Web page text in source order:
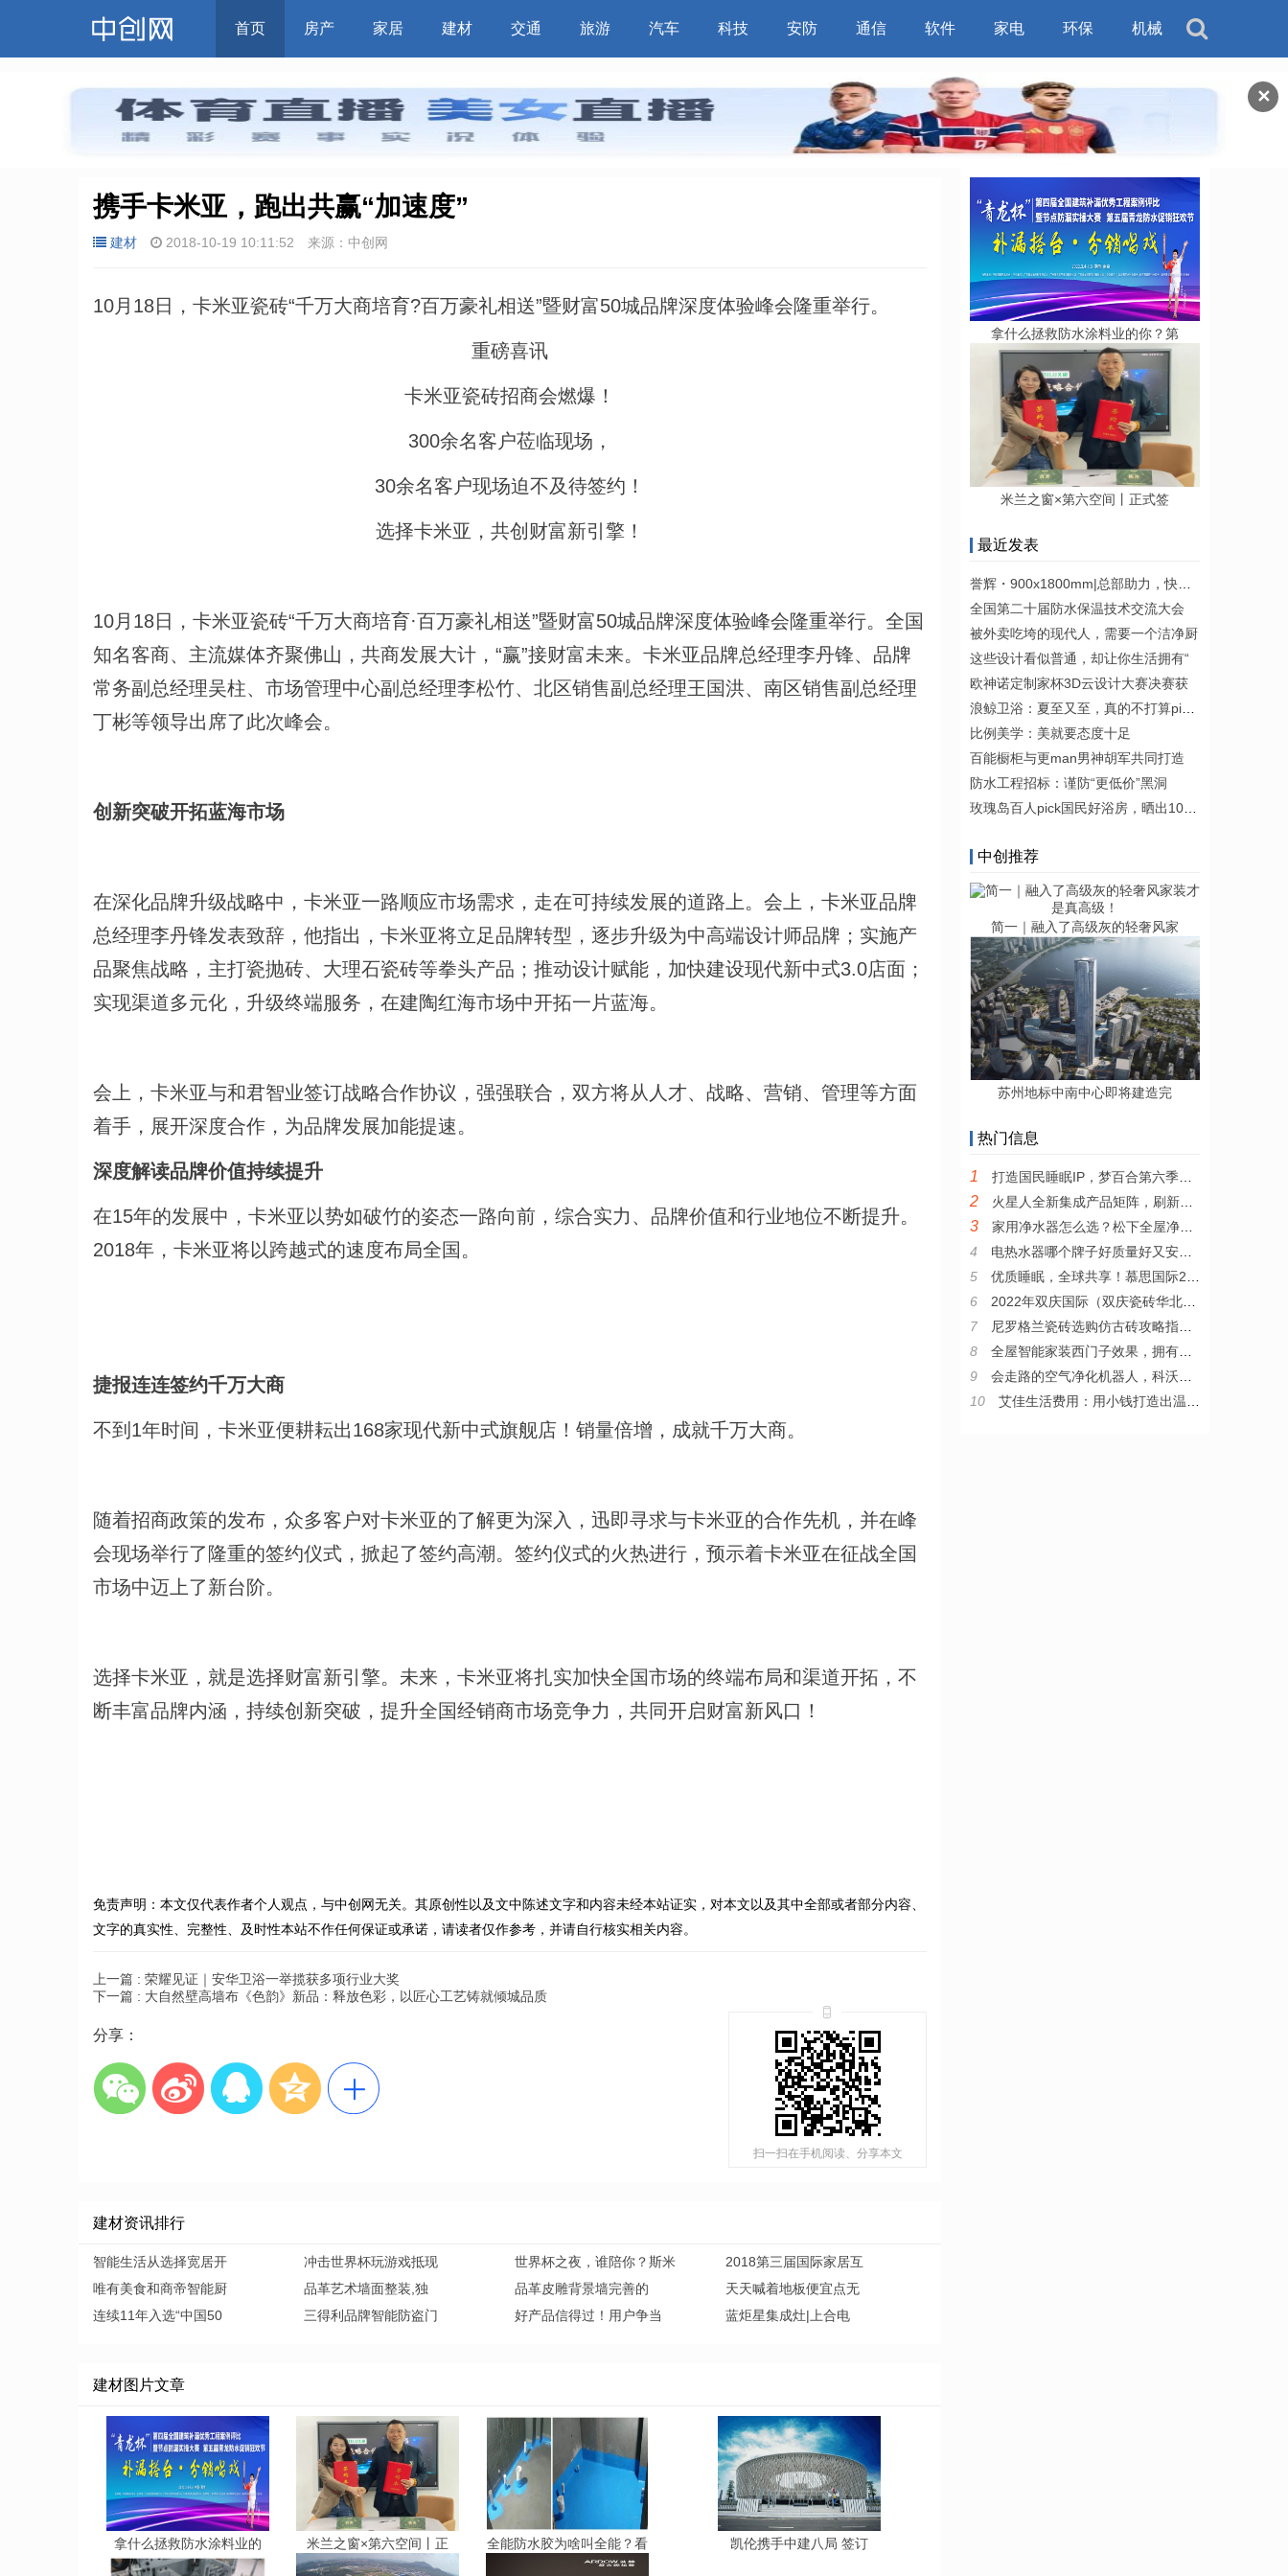
✕
首页 房产 家居 建材 交通 旅游 汽车 科技 安防 通信 软件 家电 环保 机械
携手卡米亚，跑出共赢“加速度”
建材 2018-10-19 10:11:52 来源：中创网
10月18日，卡米亚瓷砖“千万大商培育?百万豪礼相送”暨财富50城品牌深度体验峰会隆重举行。
重磅喜讯
卡米亚瓷砖招商会燃爆！
300余名客户莅临现场，
30余名客户现场迫不及待签约！
选择卡米亚，共创财富新引擎！
10月18日，卡米亚瓷砖“千万大商培育·百万豪礼相送”暨财富50城品牌深度体验峰会隆重举行。全国
知名客商、主流媒体齐聚佛山，共商发展大计，“赢”接财富未来。卡米亚品牌总经理李丹锋、品牌
常务副总经理吴柱、市场管理中心副总经理李松竹、北区销售副总经理王国洪、南区销售副总经理
丁彬等领导出席了此次峰会。
创新突破开拓蓝海市场
在深化品牌升级战略中，卡米亚一路顺应市场需求，走在可持续发展的道路上。会上，卡米亚品牌
总经理李丹锋发表致辞，他指出，卡米亚将立足品牌转型，逐步升级为中高端设计师品牌；实施产
品聚焦战略，主打瓷抛砖、大理石瓷砖等拳头产品；推动设计赋能，加快建设现代新中式3.0店面；
实现渠道多元化，升级终端服务，在建陶红海市场中开拓一片蓝海。
会上，卡米亚与和君智业签订战略合作协议，强强联合，双方将从人才、战略、营销、管理等方面
着手，展开深度合作，为品牌发展加能提速。
深度解读品牌价值持续提升
在15年的发展中，卡米亚以势如破竹的姿态一路向前，综合实力、品牌价值和行业地位不断提升。
2018年，卡米亚将以跨越式的速度布局全国。
捷报连连签约千万大商
不到1年时间，卡米亚便耕耘出168家现代新中式旗舰店！销量倍增，成就千万大商。
随着招商政策的发布，众多客户对卡米亚的了解更为深入，迅即寻求与卡米亚的合作先机，并在峰
会现场举行了隆重的签约仪式，掀起了签约高潮。签约仪式的火热进行，预示着卡米亚在征战全国
市场中迈上了新台阶。
选择卡米亚，就是选择财富新引擎。未来，卡米亚将扎实加快全国市场的终端布局和渠道开拓，不
断丰富品牌内涵，持续创新突破，提升全国经销商市场竞争力，共同开启财富新风口！
免责声明：本文仅代表作者个人观点，与中创网无关。其原创性以及文中陈述文字和内容未经本站证实，对本文以及其中全部或者部分内容、
文字的真实性、完整性、及时性本站不作任何保证或承诺，请读者仅作参考，并请自行核实相关内容。
上一篇 : 荣耀见证｜安华卫浴一举揽获多项行业大奖
下一篇 : 大自然壁高墙布《色韵》新品：释放色彩，以匠心工艺铸就倾城品质
分享：
扫一扫在手机阅读、分享本文
建材资讯排行
智能生活从选择宽居开 冲击世界杯玩游戏抵现 世界杯之夜，谁陪你？斯米
2018第三届国际家居互
唯有美食和商帝智能厨
品革艺术墙面整装,独 品革皮雕背景墙完善的
天天喊着地板便宜点无
连续11年入选“中国50
三得利品牌智能防盗门 好产品信得过！用户争当 蓝炬星集成灶|上合电
建材图片文章
拿什么拯救防水涂料业的 米兰之窗×第六空间丨正 全能防水胶为啥叫全能？看 凯伦携手中建八局 签订
拿什么拯救防水涂料业的你？第
米兰之窗×第六空间丨正式签
最近发表
全国第二十届防水保温技术交流大会
被外卖吃垮的现代人，需要一个洁净厨
这些设计看似普通，却让你生活拥有“
欧神诺定制家杯3D云设计大赛决赛获
比例美学：美就要态度十足
百能橱柜与更man男神胡军共同打造
防水工程招标：谨防“更低价”黑洞
中创推荐
简一｜融入了高级灰的轻奢风家
苏州地标中南中心即将建造完
热门信息
1 打造国民睡眠IP，梦百合第六季全民试睡节引领0压睡眠新风尚
2 火星人全新集成产品矩阵，刷新集成厨电产品新高度
3
家用净水器怎么选？松下全屋净水系统值得推荐
4
电热水器哪个牌子好质量好又安全？耐用安全的电热水器推荐
5
优质睡眠，全球共享！慕思国际2022年全新品牌宣传片发布
6
2022年双庆国际（双庆瓷砖华北区）核心战略伙伴峰会圆满举行
7
尼罗格兰瓷砖选购仿古砖攻略指南，教你从小白变“砖”家
8
全屋智能家装西门子效果，拥有西门子整套智能家居是什么体验
9
会走路的空气净化机器人，科沃斯沁宝让房子住得更舒心
10
艾佳生活费用：用小钱打造出温暖家